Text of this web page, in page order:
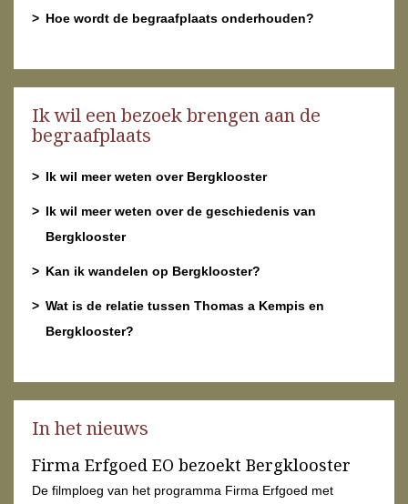
Hoe wordt de begraafplaats onderhouden?
Ik wil een bezoek brengen aan de
begraafplaats
Ik wil meer weten over Bergklooster
Ik wil meer weten over de geschiedenis van
Bergklooster
Kan ik wandelen op Bergklooster?
Wat is de relatie tussen Thomas a Kempis en
Bergklooster?
In het nieuws
Firma Erfgoed EO bezoekt Bergklooster
De filmploeg van het programma Firma Erfgoed met